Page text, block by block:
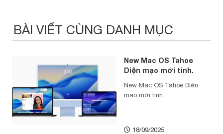
BÀI VIẾT CÙNG DANH MỤC
New Mac OS Tahoe
Diện mạo mới tinh.
New Mac OS Tahoe Diện
mạo mới tinh.
18/09/2025